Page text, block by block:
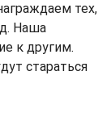
тех,
Наша
к другим.
стараться